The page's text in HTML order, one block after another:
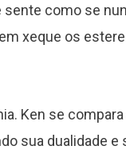
sente como se
xeque os
Ken se
sua dualidade